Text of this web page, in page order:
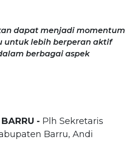
dapat menjadi momentum
untuk lebih berperan aktif
berbagai aspek
- Plh Sekretaris
Barru, Andi